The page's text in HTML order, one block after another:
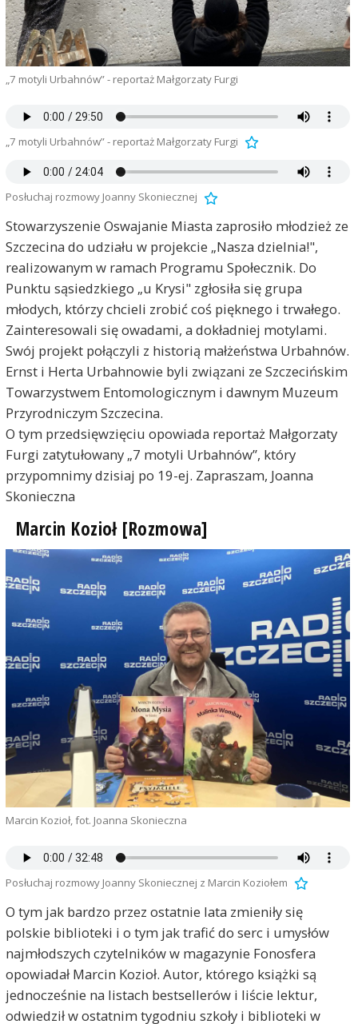
„7 motyli Urbahnów” - reportaż Małgorzaty Furgi
„7 motyli Urbahnów” - reportaż Małgorzaty Furgi
Posłuchaj rozmowy Joanny Skoniecznej
Stowarzyszenie Oswajanie Miasta zaprosiło młodzież ze
Szczecina do udziału w projekcie „Nasza dzielnia!",
realizowanym w ramach Programu Społecznik. Do
Punktu sąsiedzkiego „u Krysi" zgłosiła się grupa
młodych, którzy chcieli zrobić coś pięknego i trwałego.
Zainteresowali się owadami, a dokładniej motylami.
Swój projekt połączyli z historią małżeństwa Urbahnów.
Ernst i Herta Urbahnowie byli związani ze Szczecińskim
Towarzystwem Entomologicznym i dawnym Muzeum
Przyrodniczym Szczecina.
O tym przedsięwzięciu opowiada reportaż Małgorzaty
Furgi zatytułowany „7 motyli Urbahnów”, który
przypomnimy dzisiaj po 19-ej. Zapraszam, Joanna
Skonieczna
Marcin Kozioł [Rozmowa]
Marcin Kozioł, fot. Joanna Skonieczna
Posłuchaj rozmowy Joanny Skoniecznej z Marcin Koziołem
O tym jak bardzo przez ostatnie lata zmieniły się
polskie biblioteki i o tym jak trafić do serc i umysłów
najmłodszych czytelników w magazynie Fonosfera
opowiadał Marcin Kozioł. Autor, którego książki są
jednocześnie na listach bestsellerów i liście lektur,
odwiedził w ostatnim tygodniu szkoły i biblioteki w